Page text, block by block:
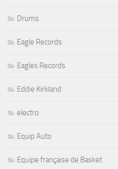
Drums
Eagle Records
Eagles Records
Eddie Kirkland
electro
Equip Auto
Equipe française de Basket